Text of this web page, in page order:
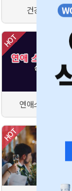
건강관리법 테
연애스타일 심